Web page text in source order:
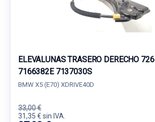
ELEVALUNAS TRASERO DERECHO
7166382E 7137030S
BMW X5 (E70) XDRIVE40D
33,00 €
31,35 € sin IVA.